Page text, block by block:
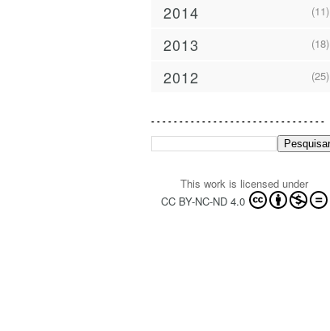
2014 (11)
2013 (18)
2012 (25)
- - - - - - - - - - - - - - - - - - - - - - - - - - - - - - -
This work is licensed under
CC BY-NC-ND 4.0